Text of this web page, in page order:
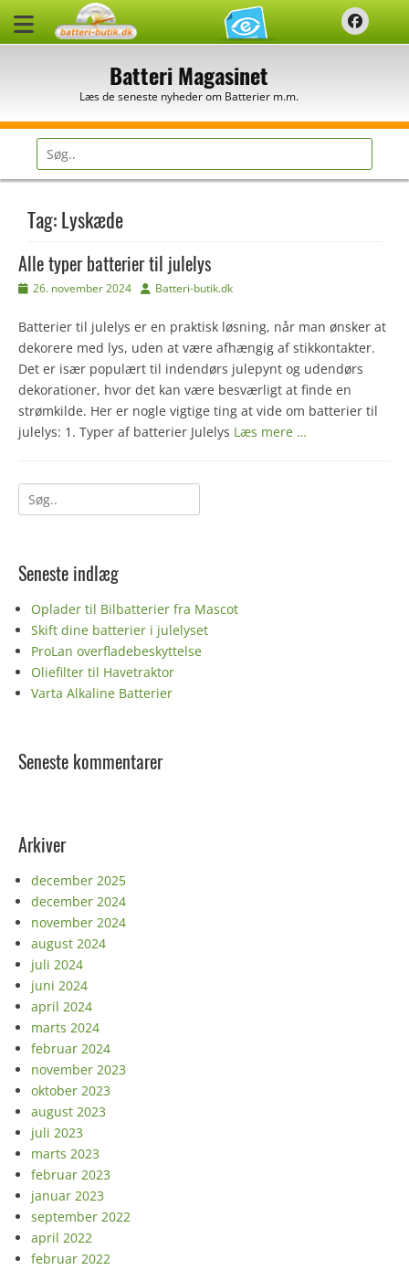
Batteri Magasinet
Læs de seneste nyheder om Batterier m.m.
Søg
efter:
Tag:Lyskæde
Alle typer batterier til julelys
Udgivet
26. november 2024 Forfatter
Batteri-butik.dk
Batterier til julelys er en praktisk løsning, når man ønsker at
dekorere med lys, uden at være afhængig af stikkontakter.
Det er især populært til indendørs julepynt og udendørs
dekorationer, hvor det kan være besværligt at finde en
strømkilde. Her er nogle vigtige ting at vide om batterier til
julelys: 1. Typer af batterier Julelys Læs mere …
Søg
efter:
Seneste indlæg
Oplader til Bilbatterier fra Mascot
Skift dine batterier i julelyset
ProLan overfladebeskyttelse
Oliefilter til Havetraktor
Varta Alkaline Batterier
Seneste kommentarer
Arkiver
december 2025
december 2024
november 2024
august 2024
juli 2024
juni 2024
april 2024
marts 2024
februar 2024
november 2023
oktober 2023
august 2023
juli 2023
marts 2023
februar 2023
januar 2023
september 2022
april 2022
februar 2022